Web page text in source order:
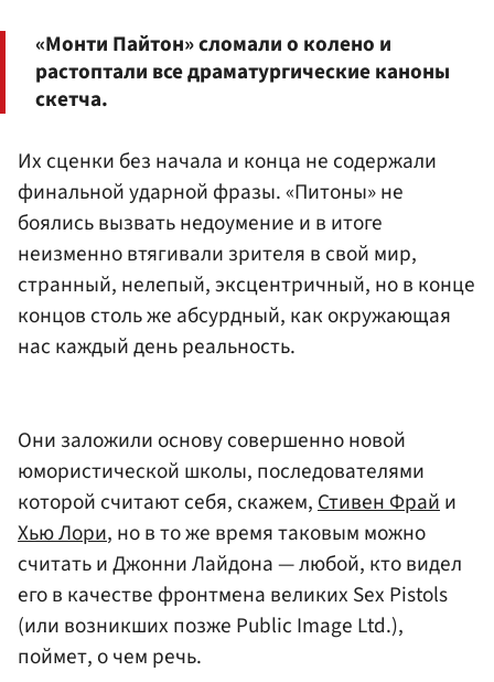
«Монти Пайтон» сломали о колено и
растоптали все драматургические каноны
скетча.
Их сценки без начала и конца не содержали
финальной ударной фразы. «Питоны» не
боялись вызвать недоумение и в итоге
неизменно втягивали зрителя в свой мир,
странный, нелепый, эксцентричный, но в конце
концов столь же абсурдный, как окружающая
нас каждый день реальность.
Они заложили основу совершенно новой
юмористической школы, последователями
которой считают себя, скажем,Стивен Фрайи
Хью Лори, но в то же время таковым можно
считать и Джонни Лайдона — любой, кто видел
его в качестве фронтмена великих Sex Pistols
(или возникших позже Public Image Ltd.),
поймет, о чем речь.